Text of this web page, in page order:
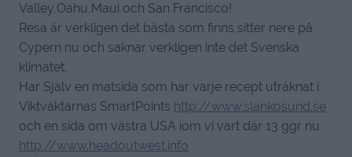
Valley,Oahu,Maui och San Francisco!
Resa är verkligen det bästa som finns,sitter nere på
Cypern nu och saknar verkligen inte det Svenska
klimatet.
Har Själv en matsida som har varje recept uträknat i
Viktväktarnas SmartPoints http://www.slankosund.se
och en sida om västra USA iom vi vart där 13 ggr nu
http://www.headoutwest.info